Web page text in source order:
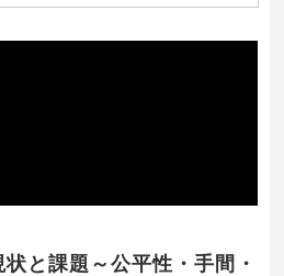
と課題～公平性・手間・